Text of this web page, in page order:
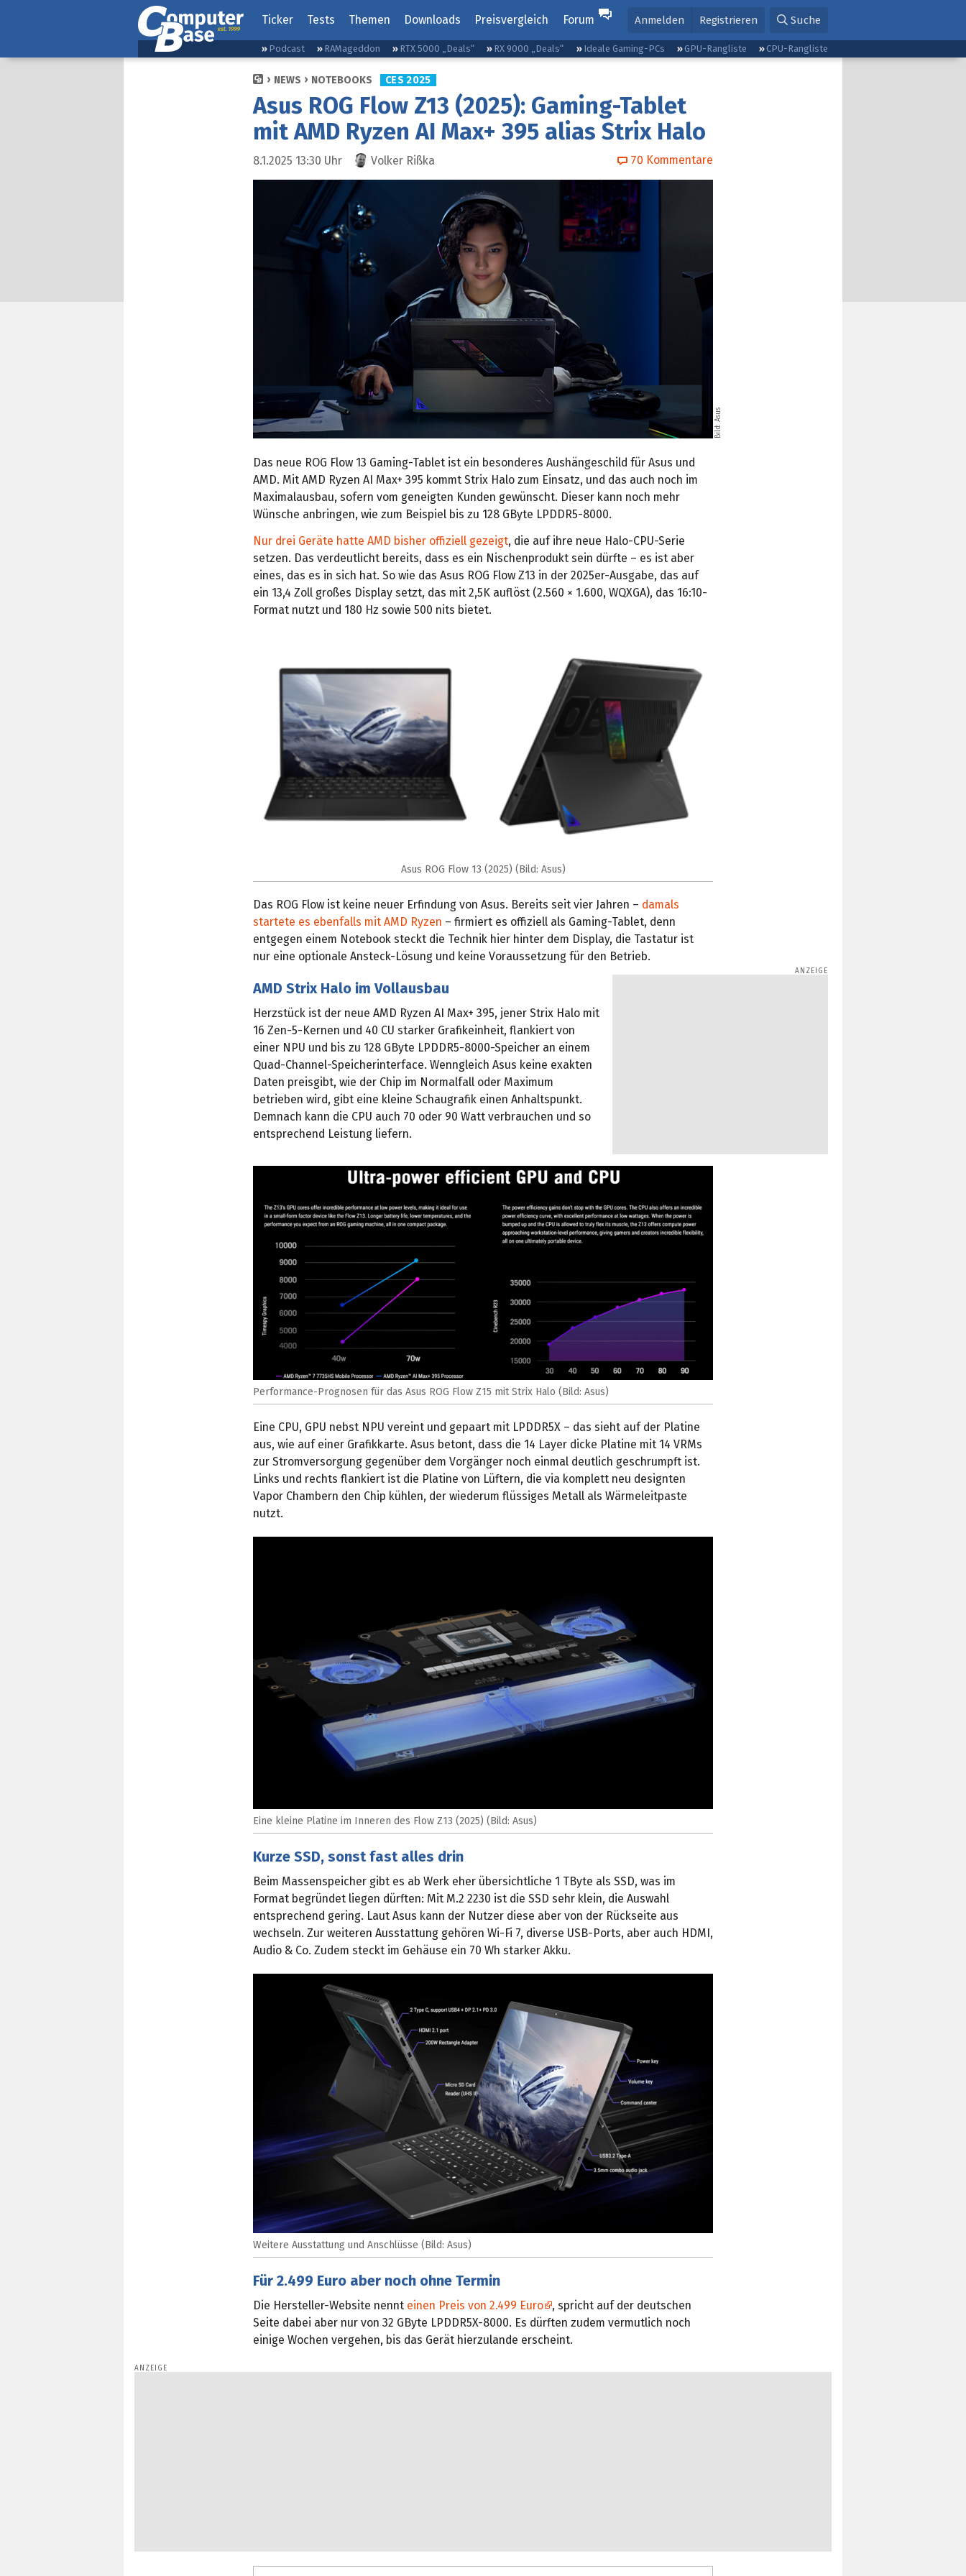
Ticker Tests Themen Downloads Preisvergleich Forum Anmelden Registrieren Suche
Podcast RAMageddon RTX 5000 „Deals“ RX 9000 „Deals“ Ideale Gaming-PCs GPU-Rangliste CPU-Rangliste
NEWS NOTEBOOKS CES 2025
Asus ROG Flow Z13 (2025): Gaming-Tablet
mit AMD Ryzen AI Max+ 395 alias Strix Halo
8.1.2025 13:30 Uhr Volker Rißka 70 Kommentare
Bild: Asus
Das neue ROG Flow 13 Gaming-Tablet ist ein besonderes Aushängeschild für Asus und
AMD. Mit AMD Ryzen AI Max+ 395 kommt Strix Halo zum Einsatz, und das auch noch im
Maximalausbau, sofern vom geneigten Kunden gewünscht. Dieser kann noch mehr
Wünsche anbringen, wie zum Beispiel bis zu 128 GByte LPDDR5-8000.
Nur drei Geräte hatte AMD bisher offiziell gezeigt, die auf ihre neue Halo-CPU-Serie
setzen. Das verdeutlicht bereits, dass es ein Nischenprodukt sein dürfte – es ist aber
eines, das es in sich hat. So wie das Asus ROG Flow Z13 in der 2025er-Ausgabe, das auf
ein 13,4 Zoll großes Display setzt, das mit 2,5K auflöst (2.560 × 1.600, WQXGA), das 16:10-
Format nutzt und 180 Hz sowie 500 nits bietet.
Asus ROG Flow 13 (2025) (Bild: Asus)
Das ROG Flow ist keine neuer Erfindung von Asus. Bereits seit vier Jahren – damals
startete es ebenfalls mit AMD Ryzen – firmiert es offiziell als Gaming-Tablet, denn
entgegen einem Notebook steckt die Technik hier hinter dem Display, die Tastatur ist
nur eine optionale Ansteck-Lösung und keine Voraussetzung für den Betrieb.
AMD Strix Halo im Vollausbau
Herzstück ist der neue AMD Ryzen AI Max+ 395, jener Strix Halo mit
16 Zen-5-Kernen und 40 CU starker Grafikeinheit, flankiert von
einer NPU und bis zu 128 GByte LPDDR5-8000-Speicher an einem
Quad-Channel-Speicherinterface. Wenngleich Asus keine exakten
Daten preisgibt, wie der Chip im Normalfall oder Maximum
betrieben wird, gibt eine kleine Schaugrafik einen Anhaltspunkt.
Demnach kann die CPU auch 70 oder 90 Watt verbrauchen und so
entsprechend Leistung liefern.
Performance-Prognosen für das Asus ROG Flow Z15 mit Strix Halo (Bild: Asus)
Eine CPU, GPU nebst NPU vereint und gepaart mit LPDDR5X – das sieht auf der Platine
aus, wie auf einer Grafikkarte. Asus betont, dass die 14 Layer dicke Platine mit 14 VRMs
zur Stromversorgung gegenüber dem Vorgänger noch einmal deutlich geschrumpft ist.
Links und rechts flankiert ist die Platine von Lüftern, die via komplett neu designten
Vapor Chambern den Chip kühlen, der wiederum flüssiges Metall als Wärmeleitpaste
nutzt.
Eine kleine Platine im Inneren des Flow Z13 (2025) (Bild: Asus)
Kurze SSD, sonst fast alles drin
Beim Massenspeicher gibt es ab Werk eher übersichtliche 1 TByte als SSD, was im
Format begründet liegen dürften: Mit M.2 2230 ist die SSD sehr klein, die Auswahl
entsprechend gering. Laut Asus kann der Nutzer diese aber von der Rückseite aus
wechseln. Zur weiteren Ausstattung gehören Wi-Fi 7, diverse USB-Ports, aber auch HDMI,
Audio & Co. Zudem steckt im Gehäuse ein 70 Wh starker Akku.
Weitere Ausstattung und Anschlüsse (Bild: Asus)
Für 2.499 Euro aber noch ohne Termin
Die Hersteller-Website nennt einen Preis von 2.499 Euro
, spricht auf der deutschen
Seite dabei aber nur von 32 GByte LPDDR5X-8000. Es dürften zudem vermutlich noch
einige Wochen vergehen, bis das Gerät hierzulande erscheint.